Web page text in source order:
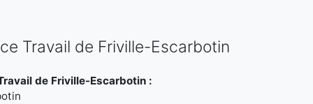
Travail de Friville-Escarbotin
de Friville-Escarbotin :